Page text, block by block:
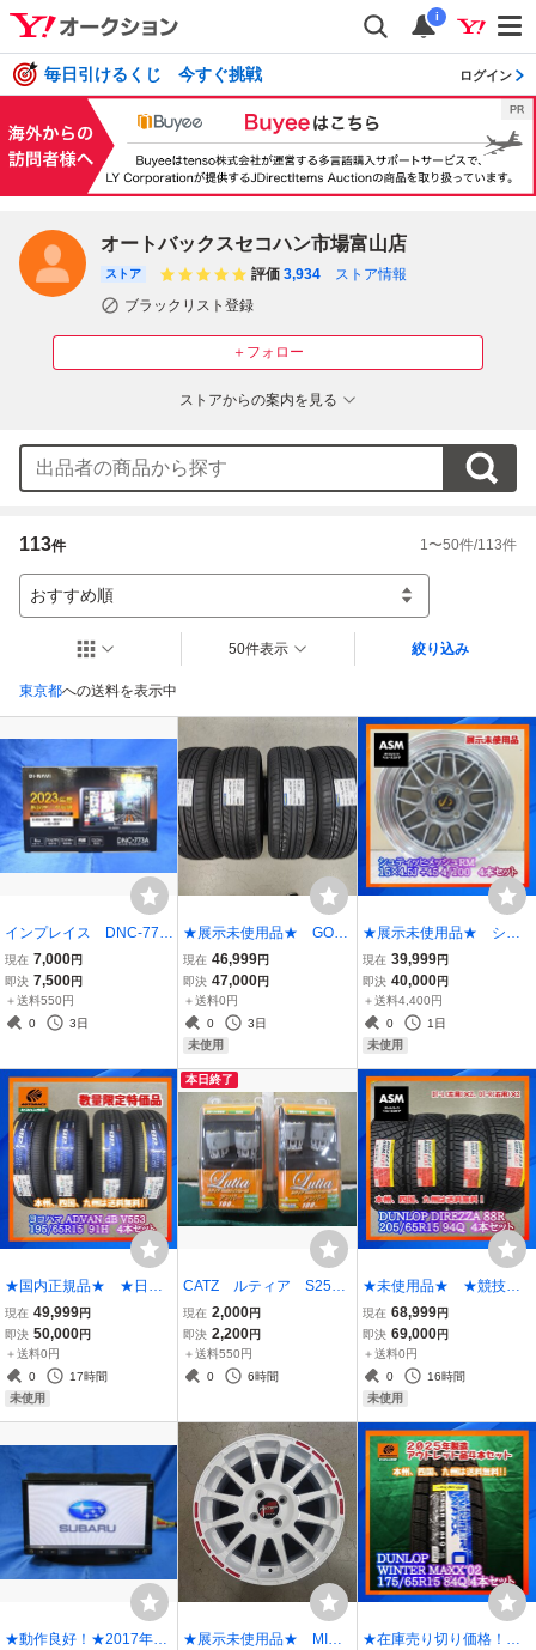
i
毎日引けるくじ 今すぐ挑戦 ログイン
オートバックスセコハン市場富山店
＋フォロー
ストア 評価 3,934
ストア情報
ブラックリスト登録
ストアからの案内を見る
113件 1 〜50件/113件
おすすめ順
東京都への送料を表示中
50件表示 絞り込み
インプレイス DNC-773
A ７インチポータブルナ
ビ ワンセグＴＶ内蔵
≪展示品≫②
現在 7,000円
即決 7,500円
＋送料550円
0
3日
★展示未使用品★ GOO
DYEAR EAGLE LS EXE 2
05/50R17 93V XL 4本セ
ット
現在 46,999円
即決 47,000円
＋送料0円
0
3日
未使用
★展示未使用品★ シュ
ティッヒメッシュRM 15
×4.5J +45 4/100 4
本セット
現在 39,999円
即決 40,000円
＋送料4,400円
0
1日
未使用
★国内正規品★ ★日本
製★ ヨコハマ アドバ
ン デシベルV553 195/
65R15 91H ４本セット
現在 49,999円
即決 50,000円
＋送料0円
0
17時間
未使用
本日終了
CATZ ルティア S25
ウインカー球 アンバ
ー 2個入り ALL1812B
ｘ2箱 店頭在庫品
現在 2,000円
即決 2,200円
＋送料550円
0
6時間
★未使用品★ ★競技用
タイヤ★ DUNLOP DI
REZZA 88R 205/65R1
5 94Q DT-L×2 DT-R×
2 ４本セット
現在 68,999円
即決 69,000円
＋送料0円
0
16時間
未使用
★動作良好！★2017年版
★展示未使用品★ MID
★在庫売り切り価格！無